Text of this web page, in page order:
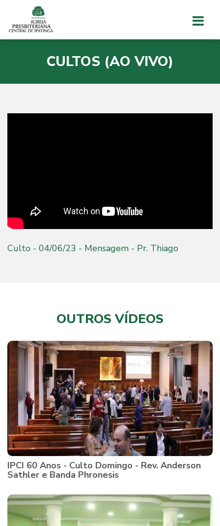
CULTOS (AO VIVO)
Culto - 04/06/23 - Mensagem - Pr. Thiago
OUTROS VÍDEOS
IPCI 60 Anos - Culto Domingo - Rev. Anderson
Sathler e Banda Phronesis